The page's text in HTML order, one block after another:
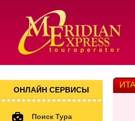
ОНЛАЙН СЕРВИСЫ
Поиск Тура